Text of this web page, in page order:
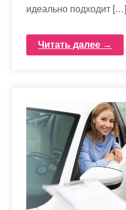
идеально подходит […]
Читать далее →